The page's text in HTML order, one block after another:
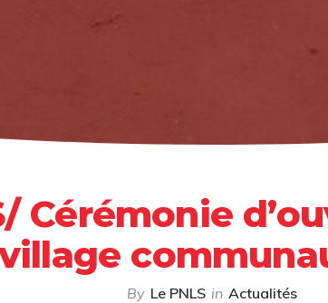
Cérémonie
By Le PNLS in Actualités